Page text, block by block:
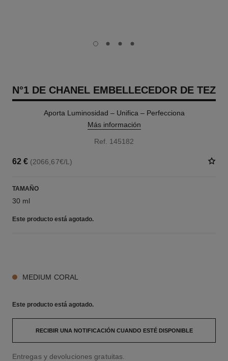
carousel dot
carousel dot
carousel dot
carousel dot
N°1 DE CHANEL EMBELLECEDOR DE TEZ
Aporta Luminosidad – Unifica – Perfecciona
Más información
Ref. 145182
62 € (2066,67€/L)
TAMAÑO
30 ml
Este producto está agotado.
MEDIUM CORAL
Este producto está agotado.
RECIBIR UNA NOTIFICACIÓN CUANDO ESTÉ DISPONIBLE
Entregas y devoluciones gratuitas.